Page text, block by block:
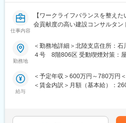
（3）官公庁案件特有のルールや
経験が浅めの方でも、無理なく
事業に関する各種資料（予算・
等）の作成・取りまとめ支援
工事予定価格算出のため、現地
作成、システム入力等を支援
仕事内容
【ワークライフバランスを整え
会貢献度の高い建設コンサルタン
■日本振興について：
（1）公共インフラ分野を牽引す
官公庁向けインフラ事業におい
ンパニーならではの大規模かつ
トに携わることができます。
勤務地
＜勤務地詳細＞北陸支店住所：
４号 8階806区 受動喫煙対策：
給与
＜予定年収＞600万円～780万円
＜賃金内訳＞月額（基本給）：
＞有＜残業手当＞有＜給与補足